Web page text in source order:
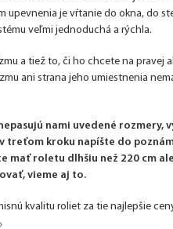
upevnenia je vŕtanie do okna, do
veľmi jednoduchá a rýchla.
a tiež to, či ho chcete na pravej
ani strana jeho umiestnenia
nami uvedené rozmery,
treťom kroku napíšte do
mať roletu dlhšiu než 220 cm
vieme aj to.
kvalitu roliet za tie najlepšie